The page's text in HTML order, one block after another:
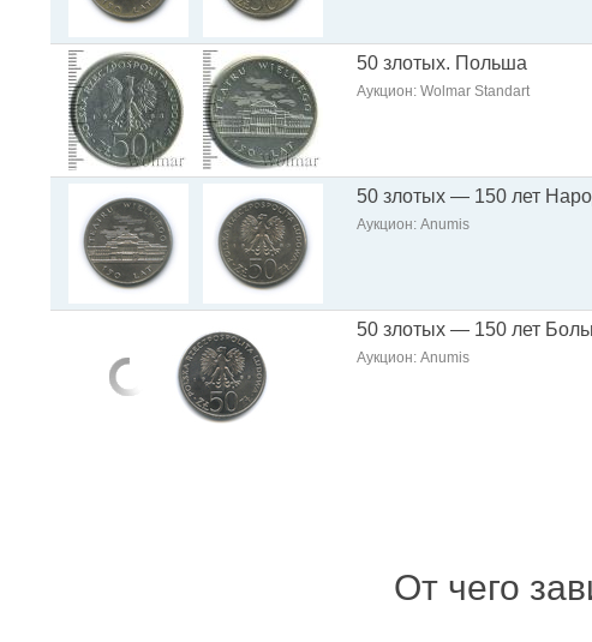
50 злотых. Польша
Аукцион: Wolmar Standart
50 злотых — 150 лет
Аукцион: Anumis
50 злотых — 150 лет
Аукцион: Anumis
От чего